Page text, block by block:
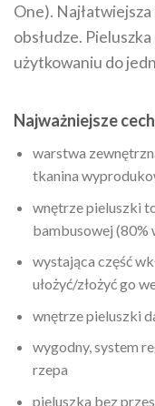
One).
obsłudze.
użytkowaniu do
Najważniejsze
warstwa
tkanina
wnętrze pieluszki
bambusowej (80%
wystająca część
ułożyć/złożyć go
wnętrze pieluszki
wygodny, system
rzepa
pieluszka bez